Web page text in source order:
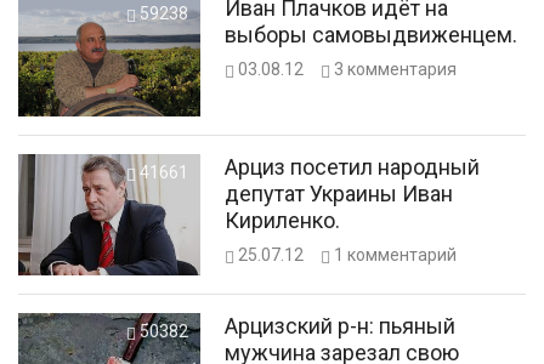
59238
Иван Плачков идёт на
выборы самовыдвиженцем.
03.08.12 3 комментария
41661
Арциз посетил народный
депутат Украины Иван
Кириленко.
25.07.12 1 комментарий
50382
Арцизский р-н: пьяный
мужчина зарезал свою